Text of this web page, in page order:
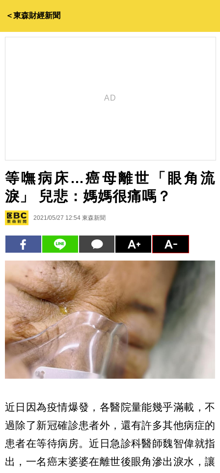
＜東森財經新聞
等嘸病床...癌母離世「眼角流
淚」 兒悲：媽媽很痛嗎？
2021/05/27 12:54 東森新聞
近日因為疫情爆發，各醫院量能幾乎滿載，不
過除了新冠確診患者外，還有許多其他病症的
患者在等待病房。近日急診科醫師魏智偉就指
出，一名癌末婆婆在離世後眼角滲出淚水，讓